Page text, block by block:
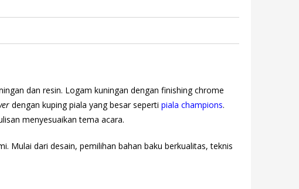
dan resin. Logam kuningan dengan finishing chrome
dengan kuping piala yang besar seperti piala champions.
menyesuaikan tema acara.
Mulai dari desain, pemilihan bahan baku berkualitas, teknis